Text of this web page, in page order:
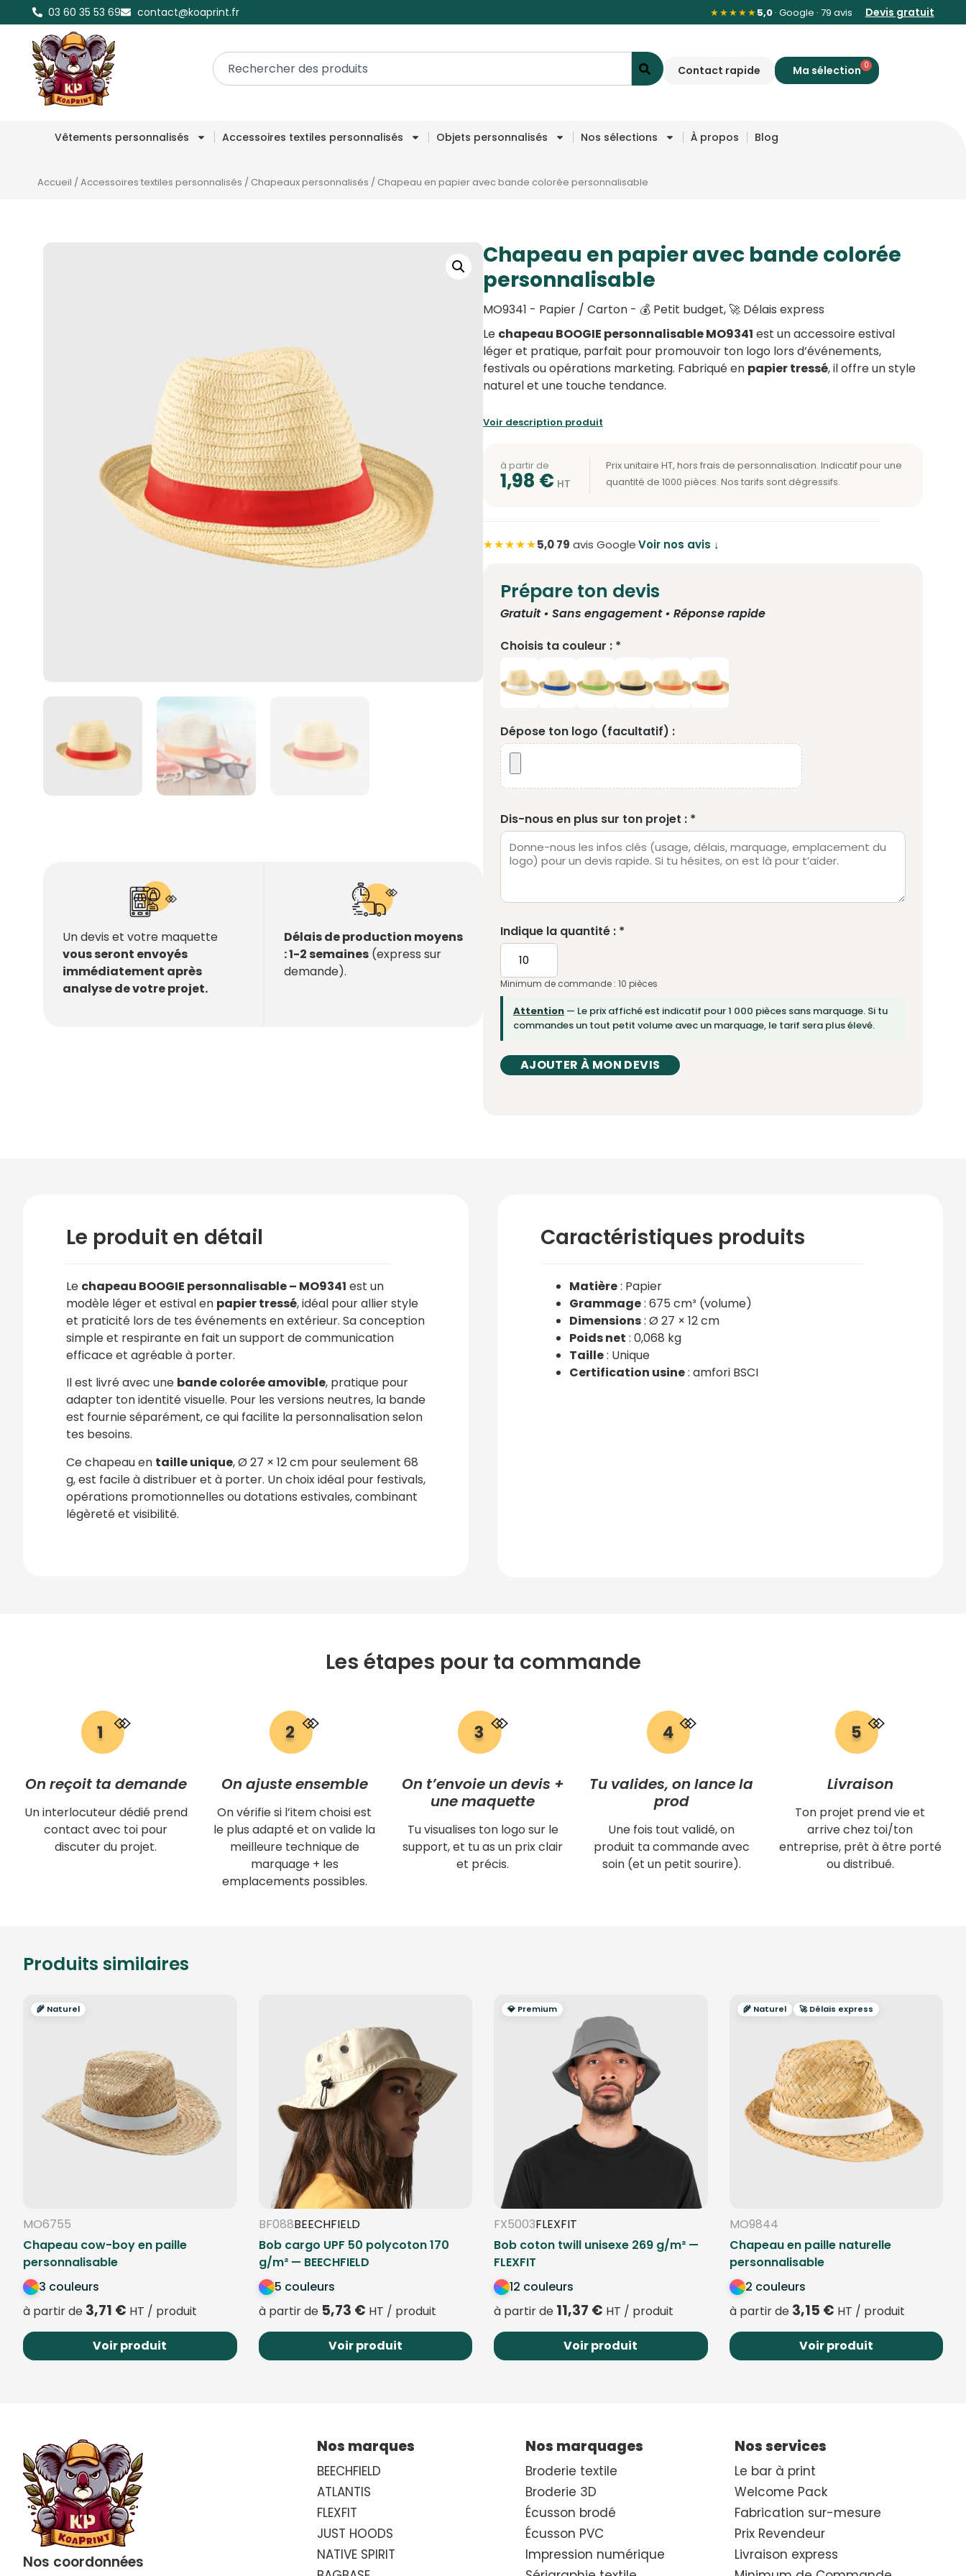
03 60 35 53 69 contact@koaprint.fr ★★★★★5,0· Google · 79 avis Devis gratuit
Contact rapide 0
Vêtements personnalisés Accessoires textiles personnalisés Objets personnalisés Nos sélections À propos Blog
Accueil /Accessoires textiles personnalisés / Chapeaux personnalisés / Chapeau en papier avec bande colorée personnalisable
Un devis et votre maquette
vous seront envoyés
immédiatement après
analyse de votre projet.
Délais de production moyens
: 1-2 semaines (express sur
demande).
Chapeau en papier avec bande colorée
personnalisable
MO9341 - Papier / Carton - 💰 Petit budget, 🚀 Délais express
Le chapeau BOOGIE personnalisable MO9341 est un accessoire estival
léger et pratique, parfait pour promouvoir ton logo lors d’événements,
festivals ou opérations marketing. Fabriqué en papier tressé, il offre un style
naturel et une touche tendance.
Voir description produit
à partir de
1,98 €
★★★★★5,0·79 avis Google·Voir nos avis ↓
Prépare ton devis
Gratuit • Sans engagement • Réponse rapide
Choisis ta couleur : *
Dépose ton logo (facultatif) :
Dis-nous en plus sur ton projet : *
Indique la quantité : *
Minimum de commande : 10 pièces
Attention — Le prix affiché est indicatif pour 1 000 pièces sans marquage. Si tu
commandes un tout petit volume avec un marquage, le tarif sera plus élevé.
AJOUTER À MON DEVIS
Le produit en détail
Le chapeau BOOGIE personnalisable – MO9341 est un
modèle léger et estival en papier tressé, idéal pour allier style
et praticité lors de tes événements en extérieur. Sa conception
simple et respirante en fait un support de communication
efficace et agréable à porter.
Il est livré avec une bande colorée amovible, pratique pour
adapter ton identité visuelle. Pour les versions neutres, la bande
est fournie séparément, ce qui facilite la personnalisation selon
tes besoins.
Ce chapeau en taille unique, Ø 27 × 12 cm pour seulement 68
g, est facile à distribuer et à porter. Un choix idéal pour festivals,
opérations promotionnelles ou dotations estivales, combinant
légèreté et visibilité.
Caractéristiques produits
Matière: Papier
Grammage: 675 cm³ (volume)
Dimensions: Ø 27 × 12 cm
Poids net : 0,068 kg
Taille: Unique
Certification usine: amfori BSCI
Les étapes pour ta commande
On reçoit ta demande
Un interlocuteur dédié prend
contact avec toi pour
discuter du projet.
On ajuste ensemble
On vérifie si l’item choisi est
le plus adapté et on valide la
meilleure technique de
marquage + les
emplacements possibles.
On t’envoie un devis +
une maquette
Tu visualises ton logo sur le
support, et tu as un prix clair
et précis.
Tu valides, on lance la
prod
Une fois tout validé, on
produit ta commande avec
soin (et un petit sourire).
Livraison
Ton projet prend vie et
arrive chez toi/ton
entreprise, prêt à être porté
ou distribué.
Produits similaires
🌾 Naturel
MO6755
Chapeau cow-boy en paille
personnalisable
3 couleurs
à partir de 3,71 € HT / produit
Voir produit
BF088BEECHFIELD
Bob cargo UPF 50 polycoton 170
g/m² — BEECHFIELD
5 couleurs
à partir de 5,73 € HT / produit
Voir produit
💎 Premium
FX5003FLEXFIT
Bob coton twill unisexe 269 g/m² —
FLEXFIT
12 couleurs
à partir de 11,37 € HT / produit
Voir produit
🌾 Naturel 🚀 Délais express
MO9844
Chapeau en paille naturelle
personnalisable
2 couleurs
à partir de 3,15 € HT / produit
Voir produit
Nos coordonnées
Nos marques
BEECHFIELD
ATLANTIS
FLEXFIT
JUST HOODS
NATIVE SPIRIT
Nos marquages
Broderie textile
Broderie 3D
Écusson brodé
Écusson PVC
Impression numérique
Nos services
Le bar à print
Welcome Pack
Fabrication sur-mesure
Prix Revendeur
Livraison express